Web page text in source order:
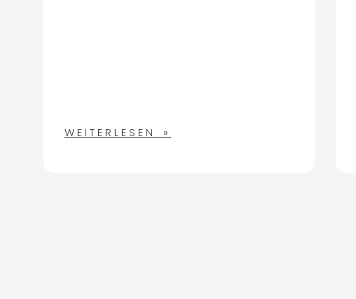
WEITERLESEN »